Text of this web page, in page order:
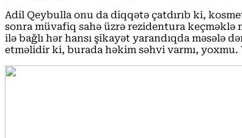
Adil Qeybulla onu da diqqətə çatdırıb ki,
sonra müvafiq sahə üzrə rezidentura keçməklə
ilə bağlı hər hansı şikayət yarandıqda məsələ
etməlidir ki, burada həkim səhvi varmı,